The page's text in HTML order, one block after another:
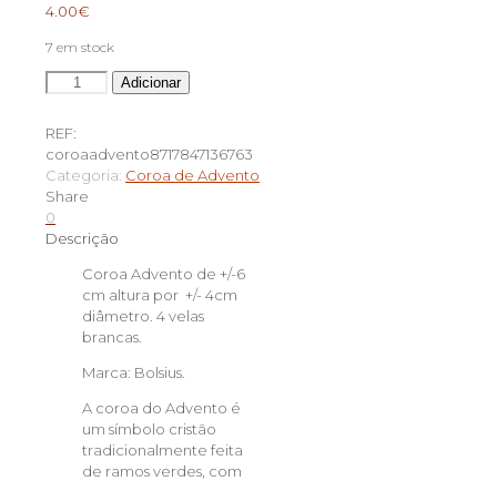
4.00€
7 em stock
Quantidade
de
Advento
6cm
Adicionar
REF:
coroaadvento8717847136763
Categoria: Coroa de Advento
Share
0
Descrição
Coroa Advento de +/-6
cm altura por +/- 4cm
diâmetro. 4 velas
brancas.
Marca: Bolsius.
A coroa do Advento é
um símbolo cristão
tradicionalmente feita
de ramos verdes, com